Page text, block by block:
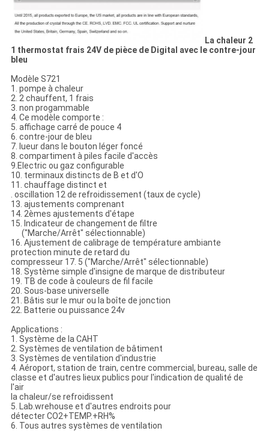
La chaleur 2
1 thermostat frais 24V de pièce de Digital avec le contre-jour
bleu
Modèle S721
1. pompe à chaleur
2. 2 chauffent, 1 frais
3. non progammable
4. Ce modèle comporte :
5. affichage carré de pouce 4
6. contre-jour de bleu
7. lueur dans le bouton léger foncé
8. compartiment à piles facile d'accès
9.Electric ou gaz configurable
10. terminaux distincts de B et d'O
11. chauffage distinct et
. oscillation 12 de refroidissement (taux de cycle)
13. ajustements comprenant
14. 2èmes ajustements d'étape
15. Indicateur de changement de filtre
("Marche/Arrêt" sélectionnable)
16. Ajustement de calibrage de température ambiante
protection minute de retard du
compresseur 17. 5 ("Marche/Arrêt" sélectionnable)
18. Système simple d'insigne de marque de distributeur
19. TB de code à couleurs de fil facile
20. Sous-base universelle
21. Bâtis sur le mur ou la boîte de jonction
22. Batterie ou puissance 24v
Applications :
1. Système de la CAHT
2. Systèmes de ventilation de bâtiment
3. Systèmes de ventilation d'industrie
4. Aéroport, station de train, centre commercial, bureau, salle de
classe et d'autres lieux publics pour l'indication de qualité de
l'air
la chaleur/se refroidissent
5. Lab.wrehouse et d'autres endroits pour
détecter CO2+TEMP.+RH%
6. Tous autres systèmes de ventilation